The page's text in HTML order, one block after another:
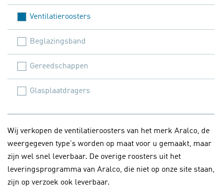
Ventilatieroosters
Beglazingsband
Gereedschappen
Glasplaatdragers
Wij verkopen de ventilatieroosters van het merk Aralco, de
weergegeven type's worden op maat voor u gemaakt, maar
zijn wel snel leverbaar. De overige roosters uit het
leveringsprogramma van Aralco, die niet op onze site staan,
zijn op verzoek ook leverbaar.